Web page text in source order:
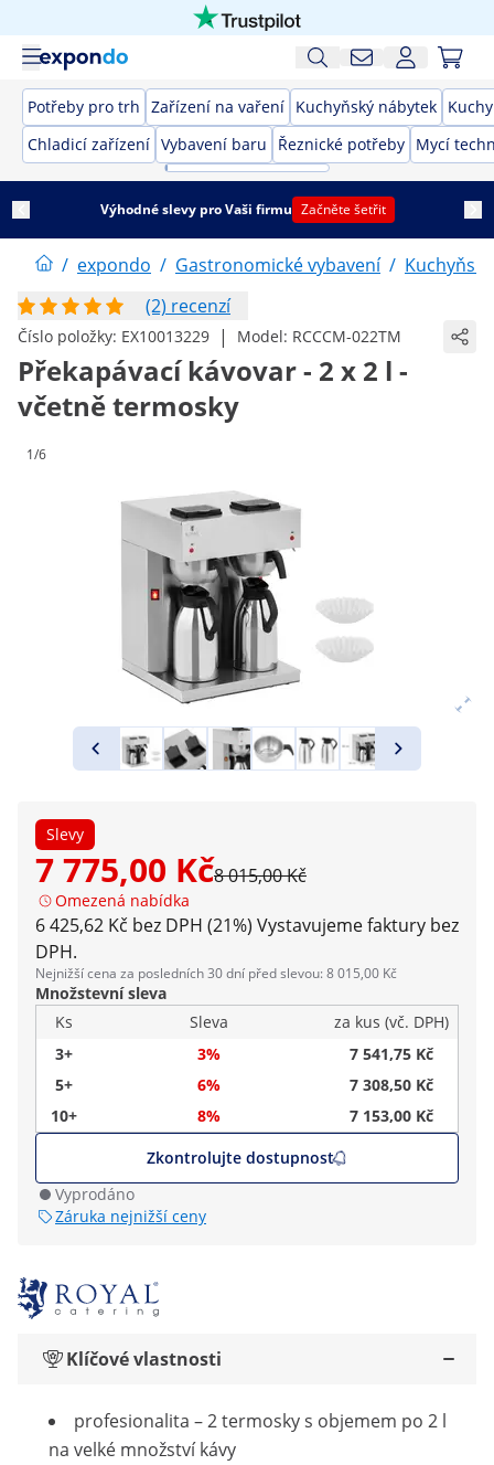
Potřeby pro trh Zařízení na vaření Kuchyňský nábytek
Chladicí zařízení Vybavení baru Řeznické potřeby Mycí
Výhodné slevy pro Vaši firmu Začněte šetřit
/ expondo / Gastronomické vybavení /
(2) recenzí
Číslo položky: EX10013229 | Model: RCCCM-022TM
Překapávací kávovar - 2 x 2 l -
včetně termosky
1/6
Slevy
7 775,00 Kč8 015,00 Kč
Omezená nabídka
6 425,62 Kč bez DPH (21%) Vystavujeme faktury bez
DPH.
Nejnižší cena za posledních 30 dní před slevou: 8 015,00 Kč
Množstevní sleva
Ks
Sleva
za kus (vč. DPH)
3+
3%
7 541,75 Kč
5+
6%
7 308,50 Kč
10+
8%
7 153,00 Kč
Zkontrolujte dostupnost
Vyprodáno
Záruka nejnižší ceny
Klíčové vlastnosti
profesionalita – 2 termosky s objemem po 2 l
na velké množství kávy